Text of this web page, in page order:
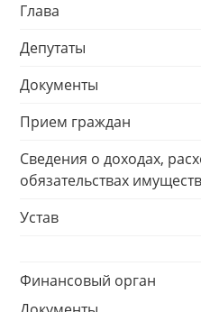
Глава
Депутаты
Документы
Прием граждан
Сведения о доходах,
обязательствах
Устав
Финансовый орган